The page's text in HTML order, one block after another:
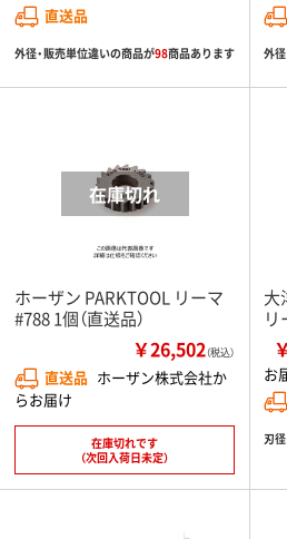
直送品
外径・販売単位違いの商品が98商品あります 外
ホーザン PARKTOOL リーマ
#788 1個（直送品）
￥26,502（税込）
直送品 ホーザン株式会社か
らお届け
在庫切れです
（次回入荷日未定）
大
リ
お
刃